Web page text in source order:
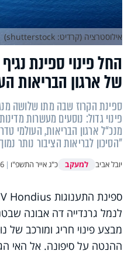
החל פינוי ספינת
של ארגון הבריאות
ספינת הקרוז שבה מתו שלושה
פינוי גדול: נוסעים מעשרות
מנכ“ל ארגון הבריאות, העולמי
"הסיכון לבריאות הציבור נותר
יובל אביב למעקב כ"ג אייר התשפ"ו |
אילוסטרציה (קרדיט: shutterstock)
לנמל גרנדייה דה אבונה
מבצע פינוי חריג ומורכב של
ההנטה על סיפונה. אל האי